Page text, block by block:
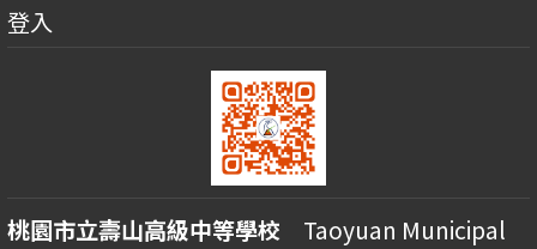
登入
桃園市立壽山高級中等學校 Taoyuan Municipal